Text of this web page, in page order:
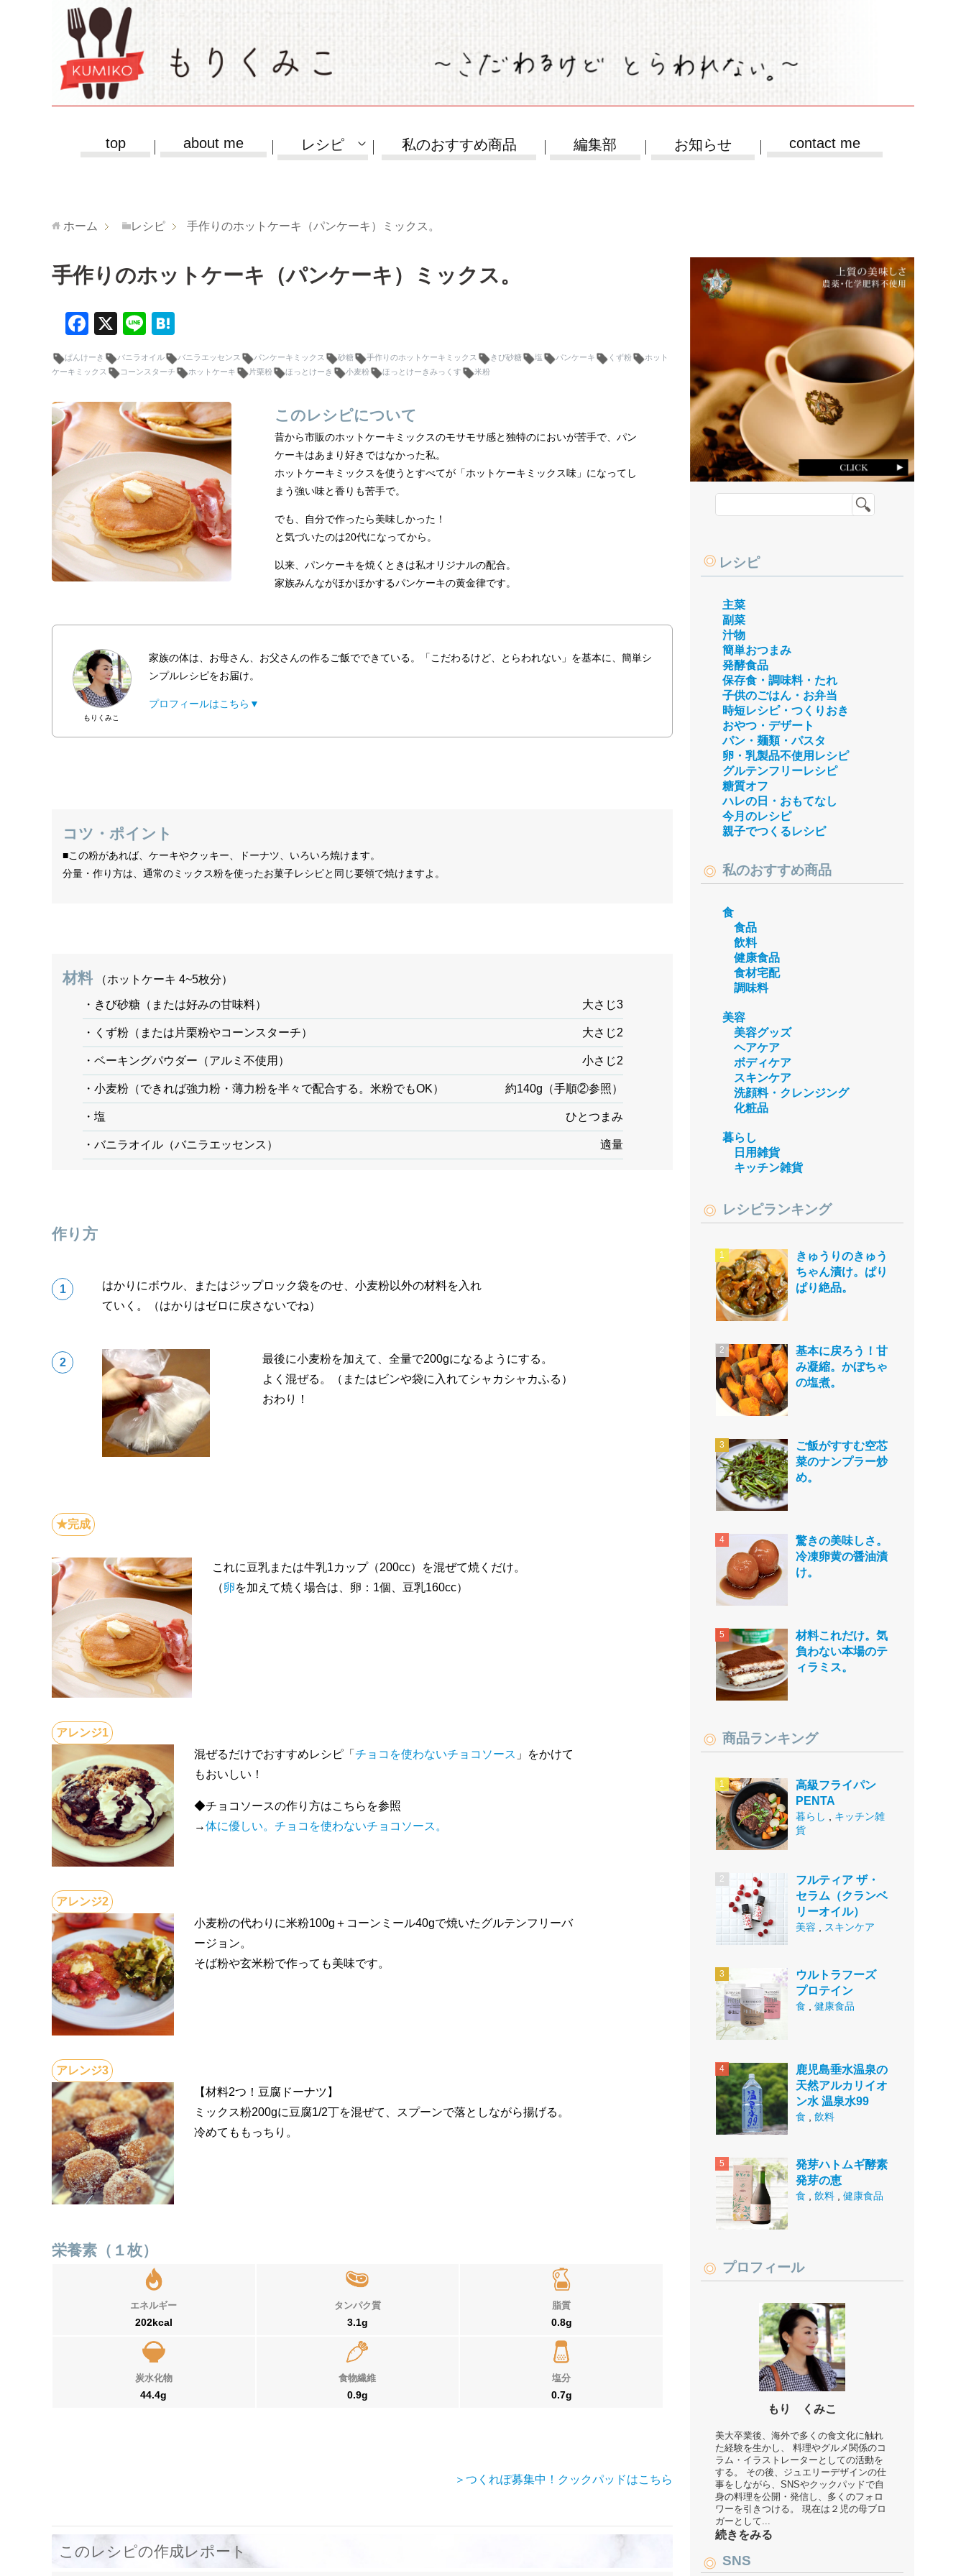
top about me レシピ 私のおすすめ商品 編集部 お知らせ contact me
ホーム レシピ 手作りのホットケーキ（パンケーキ）ミックス。
手作りのホットケーキ（パンケーキ）ミックス。
F
c
b
o
o
k
X
Li
e
e
a
ぱんけーき バニラオイル バニラエッセンス パンケーキミックス 砂糖 手作りのホットケーキミックス きび砂糖 塩 パンケーキ くず粉
ホット
ケーキミックス
コーンスターチ ホットケーキ 片栗粉 ほっとけーき 小麦粉 ほっとけーきみっくす 米粉
このレシピについて
昔から市販のホットケーキミックスのモサモサ感と独特のにおいが苦手で、パン
ケーキはあまり好きではなかった私。
ホットケーキミックスを使うとすべてが「ホットケーキミックス味」になってし
まう強い味と香りも苦手で。
でも、自分で作ったら美味しかった！
と気づいたのは20代になってから。
以来、パンケーキを焼くときは私オリジナルの配合。
家族みんながほかほかするパンケーキの黄金律です。
もりくみこ
家族の体は、お母さん、お父さんの作るご飯でできている。「こだわるけど、とらわれない」を基本に、簡単シ
ンプルレシピをお届け。
プロフィールはこちら▼
コツ・ポイント
■この粉があれば、ケーキやクッキー、ドーナツ、いろいろ焼けます。
分量・作り方は、通常のミックス粉を使ったお菓子レシピと同じ要領で焼けますよ。
材料 （ホットケーキ 4~5枚分）
・きび砂糖（または好みの甘味料） 大さじ3
・くず粉（または片栗粉やコーンスターチ） 大さじ2
・ベーキングパウダー（アルミ不使用） 小さじ2
・小麦粉（できれば強力粉・薄力粉を半々で配合する。米粉でもOK） 約140g（手順②参照）
・塩 ひとつまみ
・バニラオイル（バニラエッセンス） 適量
作り方
はかりにボウル、またはジップロック袋をのせ、小麦粉以外の材料を入れ
ていく。（はかりはゼロに戻さないでね）
最後に小麦粉を加えて、全量で200gになるようにする。
よく混ぜる。（またはビンや袋に入れてシャカシャカふる）
おわり！
これに豆乳または牛乳1カップ（200cc）を混ぜて焼くだけ。
（卵を加えて焼く場合は、卵：1個、豆乳160cc）
混ぜるだけでおすすめレシピ「 チョコを使わないチョコソース 」をかけて
もおいしい！
◆チョコソースの作り方はこちらを参照
→体に優しい。チョコを使わないチョコソース。
小麦粉の代わりに米粉100g＋コーンミール40gで焼いたグルテンフリーバ
ージョン。
そば粉や玄米粉で作っても美味です。
【材料2つ！豆腐ドーナツ】
ミックス粉200gに豆腐1/2丁を混ぜて、スプーンで落としながら揚げる。
冷めてももっちり。
栄養素（１枚）
エネルギー
202kcal
タンパク質
3.1g
脂質
0.8g
炭水化物
44.4g
食物繊維
0.9g
塩分
0.7g
＞つくれぽ募集中！クックパッドはこちら
このレシピの作成レポート
レシピ
主菜
副菜
汁物
簡単おつまみ
発酵食品
保存食・調味料・たれ
子供のごはん・お弁当
時短レシピ・つくりおき
おやつ・デザート
パン・麺類・パスタ
卵・乳製品不使用レシピ
グルテンフリーレシピ
糖質オフ
ハレの日・おもてなし
今月のレシピ
親子でつくるレシピ
私のおすすめ商品
食
食品
飲料
健康食品
食材宅配
調味料
美容
美容グッズ
ヘアケア
ボディケア
スキンケア
洗顔料・クレンジング
化粧品
暮らし
日用雑貨
キッチン雑貨
レシピランキング
きゅうりのきゅう
ちゃん漬け。ぱり
ぱり絶品。
基本に戻ろう！甘
み凝縮。かぼちゃ
の塩煮。
ご飯がすすむ空芯
菜のナンプラー炒
め。
驚きの美味しさ。
冷凍卵黄の醤油漬
け。
材料これだけ。気
負わない本場のテ
ィラミス。
商品ランキング
高級フライパン
PENTA
暮らし
キッチン雑
貨
フルティア ザ・
セラム（クランベ
リーオイル）
美容 スキンケア
ウルトラフーズ
プロテイン
食 健康食品
鹿児島垂水温泉の
天然アルカリイオ
ン水 温泉水99
食 飲料
発芽ハトムギ酵素
発芽の恵
食 飲料 健康食品
プロフィール
もり くみこ
美大卒業後、海外で多くの食文化に触れ
た経験を生かし、 料理やグルメ関係のコ
ラム・イラストレーターとしての活動を
する。 その後、ジュエリーデザインの仕
事をしながら、SNSやクックパッドで自
身の料理を公開・発信し、多くのフォロ
ワーを引きつける。 現在は２児の母ブロ
ガーとして...
続きをみる
SNS